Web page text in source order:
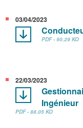
03/04/2023
PDF - 90.29 KO
22/03/2023
Ingénieur
PDF - 88.05 KO